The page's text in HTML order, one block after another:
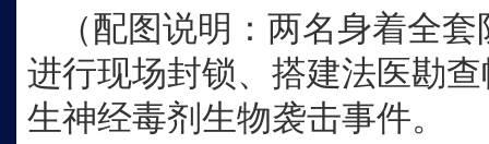
（配图说明：两名身着全
进行现场封锁、搭建法医勘
生神经毒剂生物袭击事件。